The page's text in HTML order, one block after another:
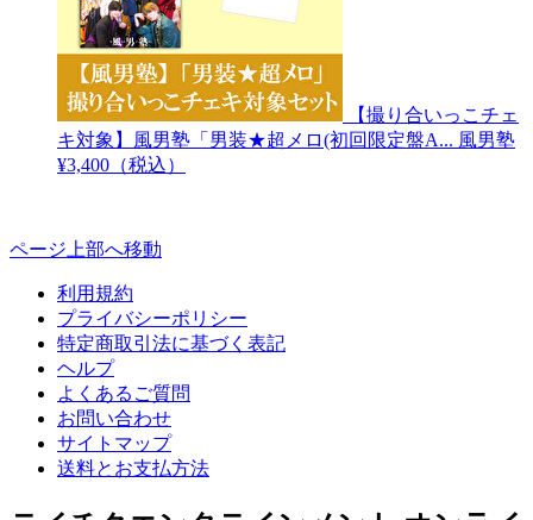
【撮り合いっこチェ
キ対象】風男塾「男装★超メロ(初回限定盤A... 風男塾
¥3,400（税込）
ページ上部へ移動
利用規約
プライバシーポリシー
特定商取引法に基づく表記
ヘルプ
よくあるご質問
お問い合わせ
サイトマップ
送料とお支払方法